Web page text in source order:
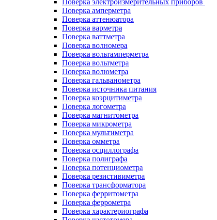
Поверка электроизмерительных приборов
Поверка амперметра
Поверка аттенюатора
Поверка варметра
Поверка ваттметра
Поверка волномера
Поверка вольтамперметра
Поверка вольтметра
Поверка волюметра
Поверка гальванометра
Поверка источника питания
Поверка коэрцитиметра
Поверка логометра
Поверка магнитометра
Поверка микрометра
Поверка мультиметра
Поверка омметра
Поверка осциллографа
Поверка полиграфа
Поверка потенциометра
Поверка резистивиметра
Поверка трансформатора
Поверка ферритометра
Поверка феррометра
Поверка характериографа